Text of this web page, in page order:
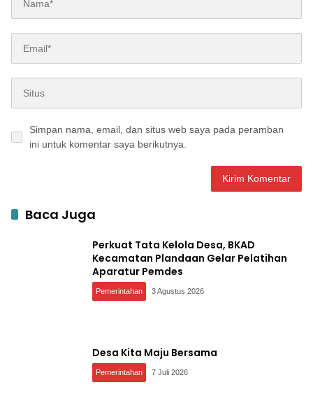
Simpan nama, email, dan situs web saya pada peramban
ini untuk komentar saya berikutnya.
Baca Juga
Perkuat Tata Kelola Desa, BKAD
Kecamatan Plandaan Gelar Pelatihan
Aparatur Pemdes
Pemerintahan 3 Agustus 2026
Desa Kita Maju Bersama
Pemerintahan 7 Juli 2026